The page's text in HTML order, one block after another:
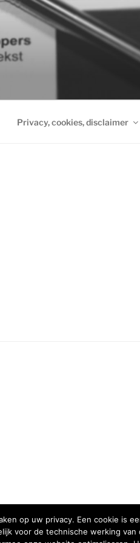
Privacy, cookies, disclaimer
op uw privacy. Een cookie is
voor de technische werking